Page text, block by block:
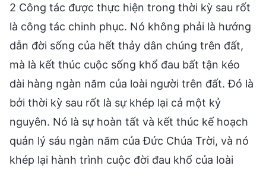
2 Công tác được thực hiện trong thời kỳ sau rốt
là công tác chinh phục. Nó không phải là hướng
dẫn đời sống của hết thảy dân chúng trên đất,
mà là kết thúc cuộc sống khổ đau bất tận kéo
dài hàng ngàn năm của loài người trên đất. Đó là
bởi thời kỳ sau rốt là sự khép lại cả một kỷ
nguyên. Nó là sự hoàn tất và kết thúc kế hoạch
quản lý sáu ngàn năm của Đức Chúa Trời, và nó
khép lại hành trình cuộc đời đau khổ của loài